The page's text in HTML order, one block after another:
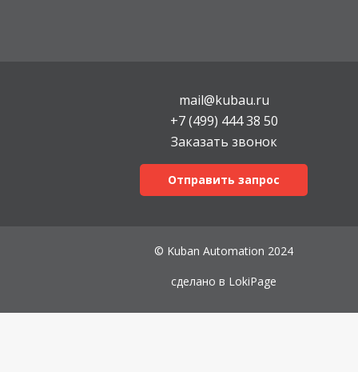
mail@kubau.ru
+7 (499) 444 38 50
Заказать звонок
Отправить запрос
© Kuban Automation 2024
сделано в LokiPage